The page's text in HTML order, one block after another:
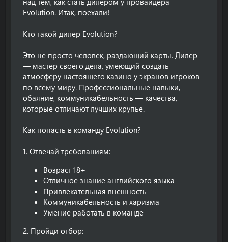
Evolution. Итак, поехали!
Кто такой дилер Evolution?
Это не просто человек, раздающий карты. Дилер
— мастер своего дела, умеющий создать
атмосферу настоящего казино у экранов игроков
по всему миру. Профессиональные навыки,
обаяние, коммуникабельность — качества,
которые отличают лучших крупье.
Как попасть в команду Evolution?
1. Отвечай требованиям:
Возраст 18+
Отличное знание английского языка
Привлекательная внешность
Коммуникабельность и харизма
Умение работать в команде
2. Пройди отбор: